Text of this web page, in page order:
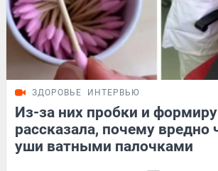
ЗДОРОВЬЕ ИНТЕРВЬЮ
Из-за них пробки и
рассказала, почему вредно
уши ватными палочками